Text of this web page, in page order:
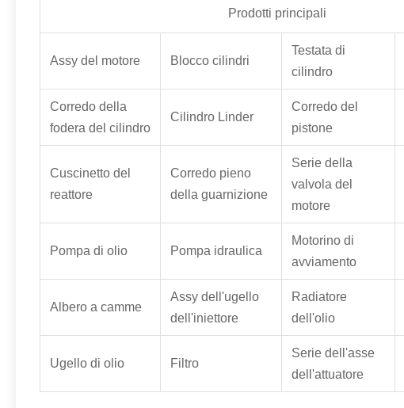
Prodotti principali
Assy del motore Blocco cilindri
Testata di
cilindro
Corredo della
fodera del cilindro
Cilindro Linder
Corredo del
pistone
Cuscinetto del
reattore
Corredo pieno
della guarnizione
Serie della
valvola del
motore
Pompa di olio Pompa idraulica
Motorino di
avviamento
Albero a camme
Assy dell'ugello
dell'iniettore
Radiatore
dell'olio
Ugello di olio Filtro
Serie dell'asse
dell'attuatore